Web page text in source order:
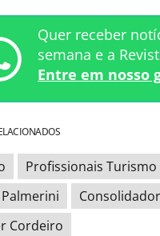
Quer receber
semana e a
Entre em nosso
Profissionais Turismo
Cordeiro